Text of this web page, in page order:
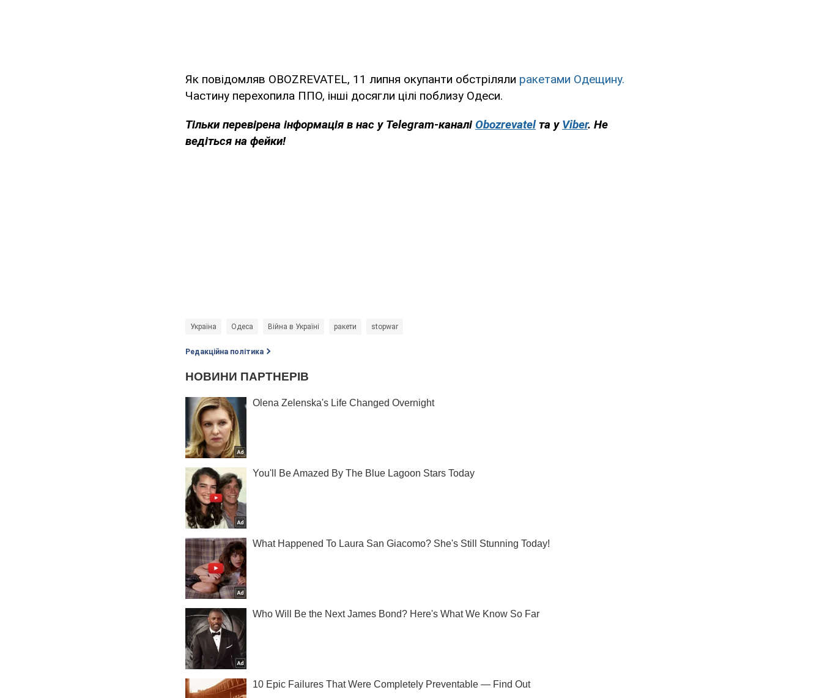
Як повідомляв OBOZREVATEL, 11 липня окупанти обстріляли ракетами Одещину.
Частину перехопила ППО, інші досягли цілі поблизу Одеси.
Тільки перевірена інформація в нас у Telegram-каналі Obozrevatelта у Viber. Не
ведіться на фейки!
Україна Одеса Війна в Україні ракети stopwar
Редакційна політика